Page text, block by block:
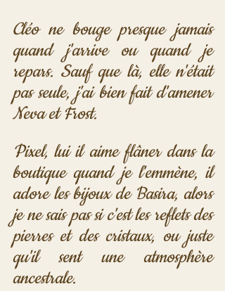
Cléo ne bouge presque jamais
quand j'arrive ou quand je
repars. Sauf que là, elle n'était
pas seule, j'ai bien fait d'amener
Neva et Frost.
Pixel, lui il aime flâner dans la
boutique quand je l'emmène, il
adore les bijoux de Basira, alors
je ne sais pas si c'est les reflets des
pierres et des cristaux, ou juste
qu'il sent une atmosphère
ancestrale.